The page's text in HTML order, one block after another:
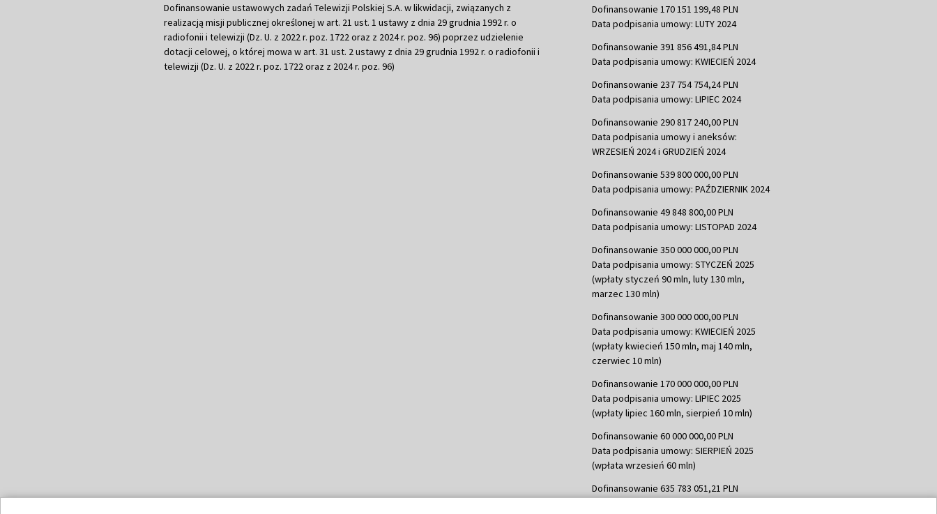
Dofinansowanie ustawowych zadań Telewizji Polskiej S.A. w likwidacji, związanych z
realizacją misji publicznej określonej w art. 21 ust. 1 ustawy z dnia 29 grudnia 1992 r. o
radiofonii i telewizji (Dz. U. z 2022 r. poz. 1722 oraz z 2024 r. poz. 96) poprzez udzielenie
dotacji celowej, o której mowa w art. 31 ust. 2 ustawy z dnia 29 grudnia 1992 r. o radiofonii i
telewizji (Dz. U. z 2022 r. poz. 1722 oraz z 2024 r. poz. 96)
Dofinansowanie 170 151 199,48 PLN
Data podpisania umowy: LUTY 2024
Dofinansowanie 391 856 491,84 PLN
Data podpisania umowy: KWIECIEŃ 2024
Dofinansowanie 237 754 754,24 PLN
Data podpisania umowy: LIPIEC 2024
Dofinansowanie 290 817 240,00 PLN
Data podpisania umowy i aneksów:
WRZESIEŃ 2024 i GRUDZIEŃ 2024
Dofinansowanie 539 800 000,00 PLN
Data podpisania umowy: PAŹDZIERNIK 2024
Dofinansowanie 49 848 800,00 PLN
Data podpisania umowy: LISTOPAD 2024
Dofinansowanie 350 000 000,00 PLN
Data podpisania umowy: STYCZEŃ 2025
(wpłaty styczeń 90 mln, luty 130 mln,
marzec 130 mln)
Dofinansowanie 300 000 000,00 PLN
Data podpisania umowy: KWIECIEŃ 2025
(wpłaty kwiecień 150 mln, maj 140 mln,
czerwiec 10 mln)
Dofinansowanie 170 000 000,00 PLN
Data podpisania umowy: LIPIEC 2025
(wpłaty lipiec 160 mln, sierpień 10 mln)
Dofinansowanie 60 000 000,00 PLN
Data podpisania umowy: SIERPIEŃ 2025
(wpłata wrzesień 60 mln)
Dofinansowanie 635 783 051,21 PLN